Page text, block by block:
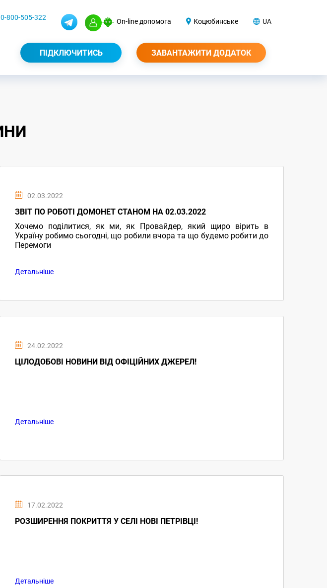
0-800-505-322 On-line допомога Коцюбинське UA
ПІДКЛЮЧИТИСЬ ЗАВАНТАЖИТИ ДОДАТОК
02.03.2022
ЗВІТ ПО РОБОТІ ДОМОНЕТ СТАНОМ НА 02.03.2022
Хочемо поділитися, як ми, як Провайдер, який щиро вірить в
Україну робимо сьогодні, що робили вчора та що будемо робити до
Перемоги
Детальніше
24.02.2022
ЦІЛОДОБОВІ НОВИНИ ВІД ОФІЦІЙНИХ ДЖЕРЕЛ!
Детальніше
17.02.2022
РОЗШИРЕННЯ ПОКРИТТЯ У СЕЛІ НОВІ ПЕТРІВЦІ!
Детальніше